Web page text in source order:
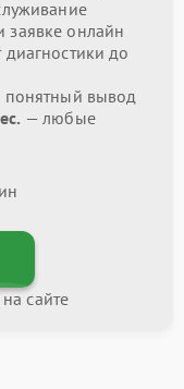
заявке онлайн
диагностики до
понятный вывод
— любые
сайте